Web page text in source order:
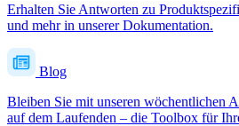
Erhalten Sie Antworten zu
und mehr in unserer Dokumentation.
Blog
Bleiben Sie mit unseren wöchentlichen
auf dem Laufenden – die Toolbox für